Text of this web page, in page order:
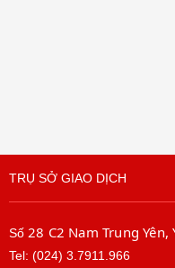
TRỤ SỞ GIAO DỊCH
Số 28 C2 Nam Trung Yên,
Tel: (024) 3.7911.966